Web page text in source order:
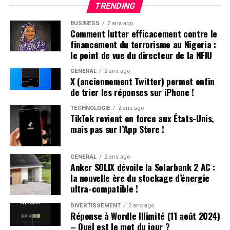
hésitantes et si cela permettra d’accélérer
significativement l’électrification de leurs flottes
professionnelles dans un avenir proche.
pense que mes parents ont opté pour un prénom parmi
les plus répandus en France plutôt qu’en hommage à
Victor Hugo », confie-t-il.
Une Enfance Entourée d’Autres « Hugo »
Dès son plus jeune âge, Hugo se retrouve entouré
d’autres enfants portant le même nom. Selon les
statistiques de l’Insee,7 694 garçons ont été
prénommés Hugo en 2000,faisant de ce prénom le
quatrième plus populaire cette année-là. À l’école
primaire,il côtoie plusieurs camarades appelés Thibault
et autres prénoms similaires. Pour éviter toute
confusion lors des appels en classe, les enseignants
ajoutent souvent la première lettre du nom de famille
après le prénom : ainsi devient-il rapidement « Hugo
D. », un surnom auquel il s’habitue sans arduousé.
TRENDING
BUSINESS 2 ans ago
Comment lutter efficacement contre le
financement du terrorisme au Nigeria :
le point de vue du directeur de la NFIU
GÉNÉRAL 2 ans ago
X (anciennement Twitter) permet enfin
de trier les réponses sur iPhone !
TECHNOLOGIE 2 ans ago
TikTok revient en force aux États-Unis,
mais pas sur l’App Store !
GÉNÉRAL 2 ans ago
Anker SOLIX dévoile la Solarbank 2 AC :
la nouvelle ère du stockage d’énergie
ultra-compatible !
DIVERTISSEMENT 2 ans ago
Réponse à Wordle Illimité (11 août 2024)
– Quel est le mot du jour ?